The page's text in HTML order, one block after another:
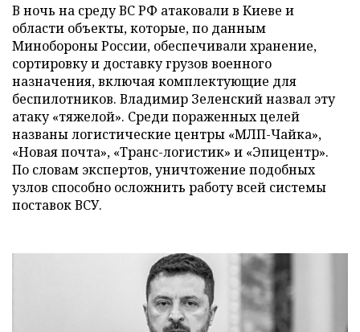
В ночь на среду ВС РФ атаковали в Киеве и
области объекты, которые, по данным
Минобороны России, обеспечивали хранение,
сортировку и доставку грузов военного
назначения, включая комплектующие для
беспилотников. Владимир Зеленский назвал эту
атаку «тяжелой». Среди пораженных целей
названы логистические центры «МЛП-Чайка»,
«Новая почта», «Транс-логистик» и «Эпицентр».
По словам экспертов, уничтожение подобных
узлов способно осложнить работу всей системы
поставок ВСУ.